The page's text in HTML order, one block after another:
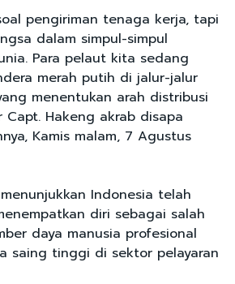
pengiriman tenaga kerja, tapi
dalam simpul-simpul
Para pelaut kita sedang
merah putih di jalur-jalur
menentukan arah distribusi
Capt. Hakeng akrab disapa
Kamis malam, 7 Agustus
Indonesia telah
diri sebagai salah
daya manusia profesional
saing tinggi di sektor pelayaran